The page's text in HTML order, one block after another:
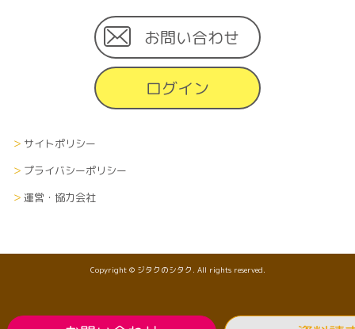
お問い合わせ
ログイン
サイトポリシー
プライバシーポリシー
運営・協力会社
Copyright © ジタクのシタク. All rights reserved.